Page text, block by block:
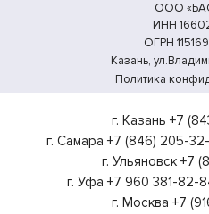
ООО
ИНН
ОГРН
Казань,
Политика
г. Казань +7
г. Самара +7 (846) 205-
г. Ульяновск +7
г. Уфа +7 960 381-82-
г. Москва +7